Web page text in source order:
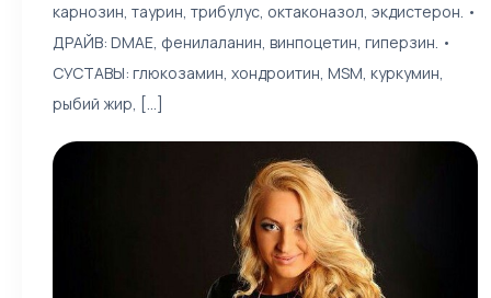
карнозин, таурин, трибулус, октаконазол, экдистерон. •
ДРАЙВ: DMAE, фенилаланин, винпоцетин, гиперзин. •
СУСТАВЫ: глюкозамин, хондроитин, MSM, куркумин,
рыбий жир, [...]